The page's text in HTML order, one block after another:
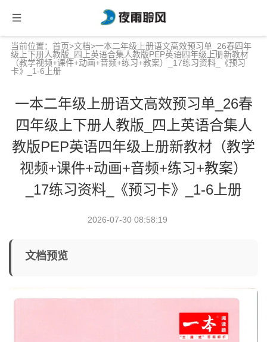
当前位置： 首页>文档>一本二年级上册语文高效预习单_26春四年
级上下册人教版_四上英语合集人教版PEP英语四年级上册新教材
（教学视频+课件+动画+音频+练习+教案）_17练习资料_《预习
卡》_1-6上册
一本二年级上册语文高效预习单_26春
四年级上下册人教版_四上英语合集人
教版PEP英语四年级上册新教材（教学
视频+课件+动画+音频+练习+教案）
_17练习资料_《预习卡》_1-6上册
2026-07-30 08:58:19
文档预览